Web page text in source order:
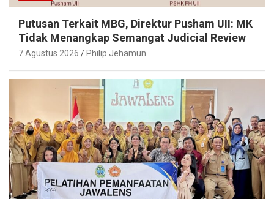
Putusan Terkait MBG, Direktur Pusham UII: MK
Tidak Menangkap Semangat Judicial Review
7 Agustus 2026 Philip Jehamun